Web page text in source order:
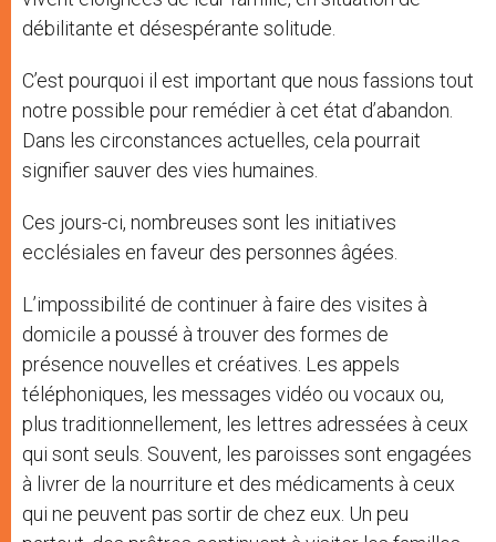
débilitante et désespérante solitude.
C’est pourquoi il est important que nous fassions tout
notre possible pour remédier à cet état d’abandon.
Dans les circonstances actuelles, cela pourrait
signifier sauver des vies humaines.
Ces jours-ci, nombreuses sont les initiatives
ecclésiales en faveur des personnes âgées.
L’impossibilité de continuer à faire des visites à
domicile a poussé à trouver des formes de
présence nouvelles et créatives. Les appels
téléphoniques, les messages vidéo ou vocaux ou,
plus traditionnellement, les lettres adressées à ceux
qui sont seuls. Souvent, les paroisses sont engagées
à livrer de la nourriture et des médicaments à ceux
qui ne peuvent pas sortir de chez eux. Un peu